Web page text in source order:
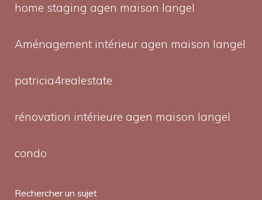
home staging agen maison langel
Aménagement intérieur agen maison langel
patricia4realestate
rénovation intérieure agen maison langel
condo
Rechercher un sujet